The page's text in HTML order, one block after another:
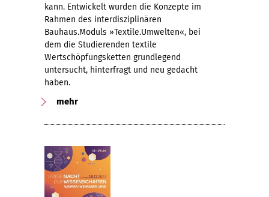
kann. Entwickelt wurden die Konzepte im
Rahmen des interdisziplinären
Bauhaus.Moduls »Textile.Umwelten«, bei
dem die Studierenden textile
Wertschöpfungsketten grundlegend
untersucht, hinterfragt und neu gedacht
haben.
mehr